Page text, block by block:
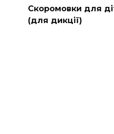
Скоромовки для
(для дикції)